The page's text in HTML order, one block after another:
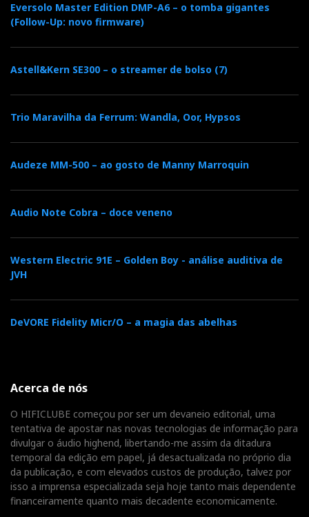
Eversolo Master Edition DMP-A6 – o tomba gigantes
(Follow-Up: novo firmware)
Astell&Kern SE300 – o streamer de bolso (7)
Trio Maravilha da Ferrum: Wandla, Oor, Hypsos
Audeze MM-500 – ao gosto de Manny Marroquin
Audio Note Cobra – doce veneno
Western Electric 91E – Golden Boy - análise auditiva de
JVH
DeVORE Fidelity Micr/O – a magia das abelhas
Acerca de nós
O HIFICLUBE começou por ser um devaneio editorial, uma
tentativa de apostar nas novas tecnologias de informação para
divulgar o áudio highend, libertando-me assim da ditadura
temporal da edição em papel, já desactualizada no próprio dia
da publicação, e com elevados custos de produção, talvez por
isso a imprensa especializada seja hoje tanto mais dependente
financeiramente quanto mais decadente economicamente.